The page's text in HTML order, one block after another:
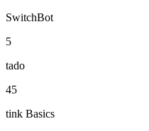
SwitchBot
5
tado
45
tink Basics